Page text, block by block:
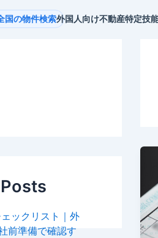
国の物件検索外国人向け不動産特定技
ックリスト｜外
前準備で確認す